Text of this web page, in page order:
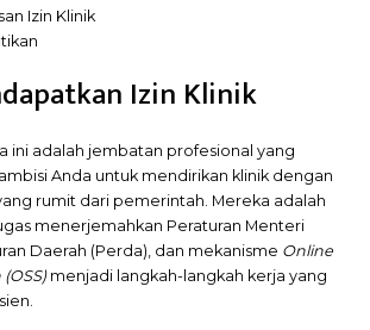
Izin Klinik
Izin Klinik
ini adalah jembatan profesional yang
Anda untuk mendirikan klinik dengan
rumit dari pemerintah. Mereka adalah
menerjemahkan Peraturan Menteri
Daerah (Perda), dan mekanisme Online
menjadi langkah-langkah kerja yang